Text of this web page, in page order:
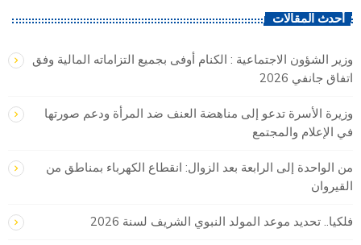
أحدث المقالات
وزير الشؤون الاجتماعية : الكنام أوفى بجميع التزاماته المالية وفق
اتفاق جانفي 2026
وزيرة الأسرة تدعو إلى مناهضة العنف ضد المرأة ودعم صورتها
في الإعلام والمجتمع
من الواحدة إلى الرابعة بعد الزوال: انقطاع الكهرباء بمناطق من
القيروان
فلكيا.. تحديد موعد المولد النبوي الشريف لسنة 2026